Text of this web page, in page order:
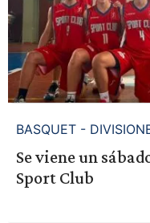
BASQUET -
Se viene un
Sport Club